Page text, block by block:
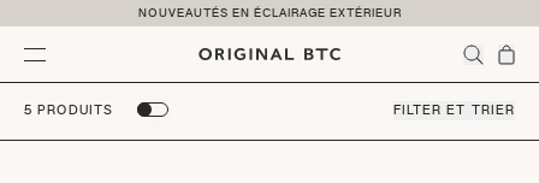
NOUVEAUTÉS EN ÉCLAIRAGE EXTÉRIEUR
Menu
5 PRODUITS FILTER ET TRIER